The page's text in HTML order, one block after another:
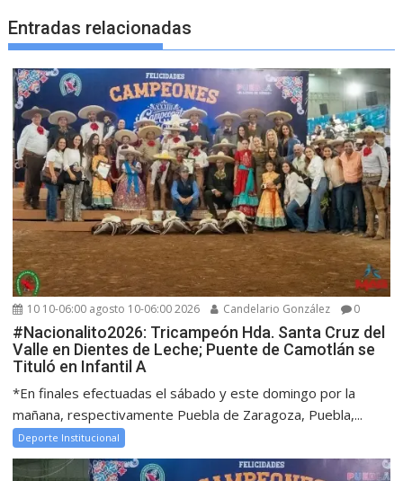
Entradas relacionadas
10 10-06:00 agosto 10-06:00 2026 Candelario González 0
#Nacionalito2026: Tricampeón Hda. Santa Cruz del
Valle en Dientes de Leche; Puente de Camotlán se
Tituló en Infantil A
*En finales efectuadas el sábado y este domingo por la
mañana, respectivamente Puebla de Zaragoza, Puebla,...
Deporte Institucional